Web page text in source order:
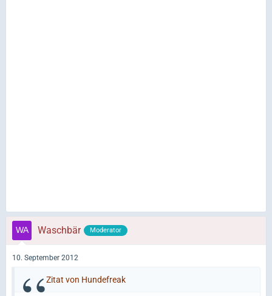
Waschbär Moderator
10. September 2012
Zitat von Hundefreak